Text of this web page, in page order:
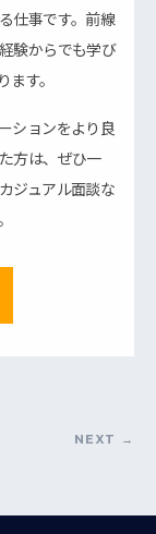
仕事です。前線
験からでも学び
す。
ションをより良
方は、ぜひ一
ジュアル面談な
NEXT →